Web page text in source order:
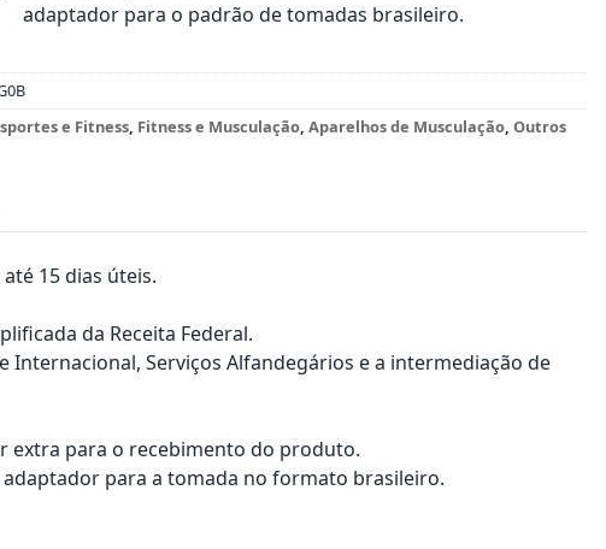
adaptador para o padrão de tomadas brasileiro.
e Fitness, Fitness e Musculação,Aparelhos de Musculação,Outros
15 dias úteis.
da Receita Federal.
Internacional, Serviços Alfandegários e a intermediação de
extra para o recebimento do produto.
adaptador para a tomada no formato brasileiro.